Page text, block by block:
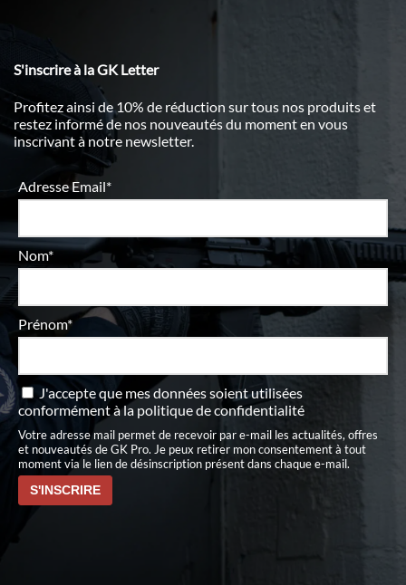
S'inscrire à la GK Letter
Profitez ainsi de 10% de réduction sur tous nos produits et
restez informé de nos nouveautés du moment en vous
inscrivant à notre newsletter.
Adresse Email*
Nom*
Prénom*
J'accepte que mes données soient utilisées
conformément àla politique de confidentialité
Votre adresse mail permet de recevoir par e-mail les actualités, offres
et nouveautés de GK Pro. Je peux retirer mon consentement à tout
moment via le lien de désinscription présent dans chaque e-mail.